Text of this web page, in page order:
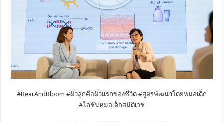
#BearAndBloom #ผิวลูกคือผิวแรกของชีวิต #สูตรพัฒนาโดยหมอเด็ก
#โลชั่นหมอเด็กสมิติเวช